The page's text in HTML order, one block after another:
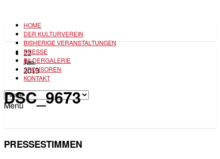
HOME
DER KULTURVEREIN
BISHERIGE VERANSTALTUNGEN
PRESSE
BILDERGALERIE
SPONSOREN
KONTAKT
Menü
22
Jan.
2013
DSC_9673
PRESSESTIMMEN